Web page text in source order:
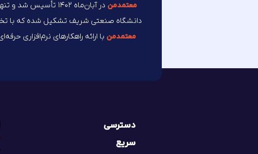
معتمد‌من
در آبان‌ماه ۱۴۰۲
دانشگاه صنعتی شریف تشکیل شده که با
معتمد‌من با ارائه راهکارهای نرم‌افزاری
دسترسی
سریع